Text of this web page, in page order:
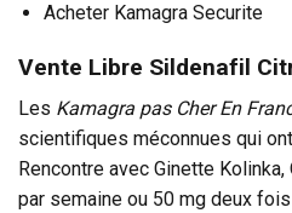
Acheter Kamagra Securite
Vente Libre Sildenafil
Les Kamagra pas Cher En
scientifiques méconnues qui
Rencontre avec Ginette
par semaine ou 50 mg deux